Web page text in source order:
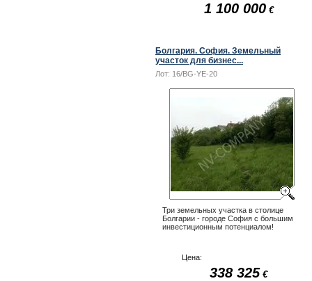
1 100 000€
Болгария. София. Земельный
участок для бизнес...
Лот: 16/BG-YE-20
Три земельных участка в столице
Болгарии - городе София с большим
инвестиционным потенциалом!
Цена:
338 325 €